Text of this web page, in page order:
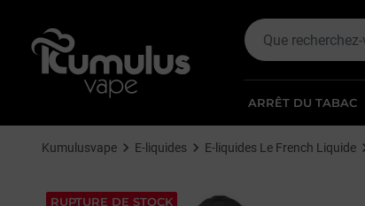
ARRÊT DU TABAC
Kumulusvape E-liquides E-liquides Le French Liquide
RUPTURE DE STOCK